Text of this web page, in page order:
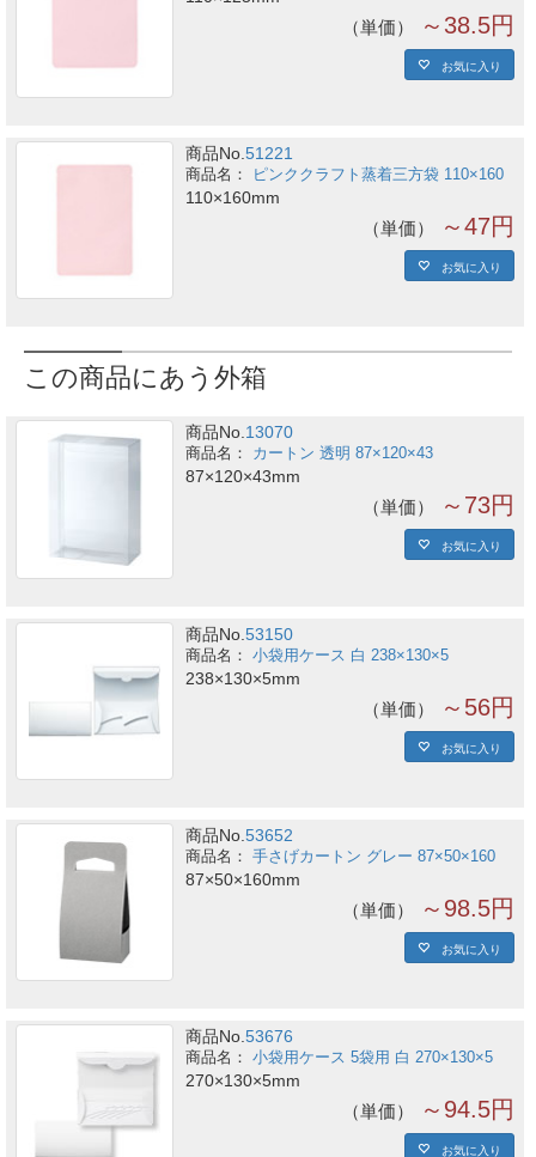
単価 ～38.5円
お気に入り
商品No.51221
ピンククラフト蒸着三方袋 110×160
110×160mm
単価 ～47円
お気に入り
この商品にあう外箱
商品No.13070
カートン 透明 87×120×43
87×120×43mm
単価 ～73円
お気に入り
商品No.53150
小袋用ケース 白 238×130×5
238×130×5mm
単価 ～56円
お気に入り
商品No.53652
手さげカートン グレー 87×50×160
87×50×160mm
単価 ～98.5円
お気に入り
商品No.53676
小袋用ケース 5袋用 白 270×130×5
270×130×5mm
単価 ～94.5円
お気に入り